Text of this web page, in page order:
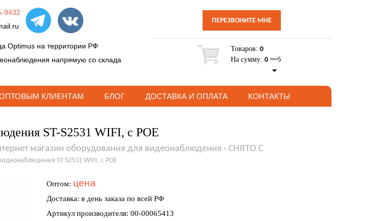
9432
Optimus на территории РФ
напрямую со склада
ПЕРЕЗВОНИТЕ МНЕ
Товаров: 0
На сумму: 0 руб
КЛИЕНТАМ БЛОГ ДОСТАВКА И ОПЛАТА КОНТАКТЫ
ST-S2531 WIFI, c POE
магазин оборудования для видеонаблюдения > СНЯТО С
ST-S2531 WIFI, c POE
Оптом: цена
Доставка: в день заказа по всей РФ
Артикул производителя: 00-00065413